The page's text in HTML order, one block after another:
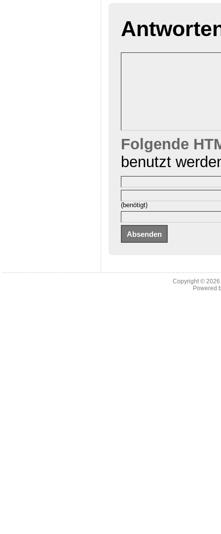
Folgende
benutzt
(benötigt)
Copyright ©
Powered